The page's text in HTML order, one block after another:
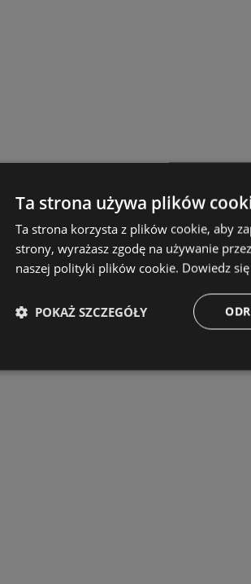
Ta strona używa plików
Ta strona korzysta z plików cookie, aby
strony, wyrażasz zgodę na używanie
naszej polityki plików cookie. Dowiedz
POKAŻ SZCZEGÓŁY